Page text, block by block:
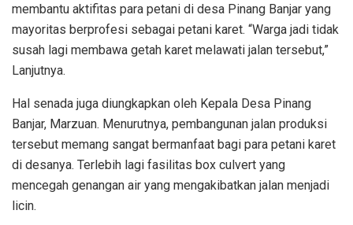
membantu aktifitas para petani di desa Pinang Banjar yang
mayoritas berprofesi sebagai petani karet. “Warga jadi tidak
susah lagi membawa getah karet melawati jalan tersebut,”
Lanjutnya.
Hal senada juga diungkapkan oleh Kepala Desa Pinang
Banjar, Marzuan. Menurutnya, pembangunan jalan produksi
tersebut memang sangat bermanfaat bagi para petani karet
di desanya. Terlebih lagi fasilitas box culvert yang
mencegah genangan air yang mengakibatkan jalan menjadi
licin.